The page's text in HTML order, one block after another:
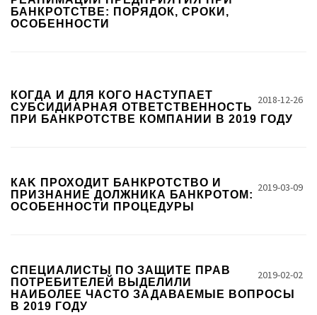
БАНКРОТСТВЕ: ПОРЯДОК, СРОКИ,
ОСОБЕННОСТИ
2018-12-26
КОГДА И ДЛЯ КОГО НАСТУПАЕТ
СУБСИДИАРНАЯ ОТВЕТСТВЕННОСТЬ
ПРИ БАНКРОТСТВЕ КОМПАНИИ В 2019 ГОДУ
2019-03-09
КАK ПРОХОДИТ БАНКРОТСТВО И
ПРИЗНАНИЕ ДОЛЖНИКА БАНКРОТОМ:
ОСОБЕННОСТИ ПРОЦЕДУРЫ
2019-02-02
СПЕЦИАЛИСТЫ ПО ЗАЩИТЕ ПРАВ
ПОТРЕБИТЕЛЕЙ ВЫДЕЛИЛИ
НАИБОЛЕЕ ЧАСТО ЗАДАВАЕМЫЕ ВОПРОСЫ
В 2019 ГОДУ